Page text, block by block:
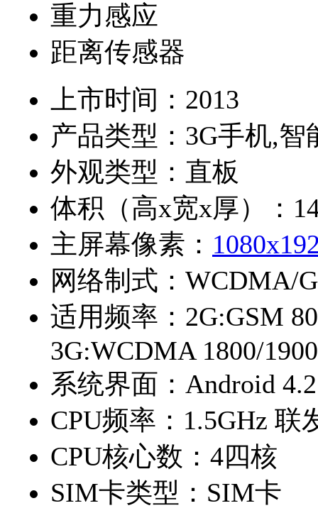
重力感应
距离传感器
上市时间： 2013
产品类型： 3G手机,智
外观类型： 直板
体积（高x宽x厚）：
主屏幕像素：
网络制式： WCDMA/
适用频率： 2G:GSM
3G:WCDMA 1800/
系统界面： Android 4.2
CPU频率： 1.5GHz 联
CPU核心数： 4四核
SIM卡类型： SIM卡